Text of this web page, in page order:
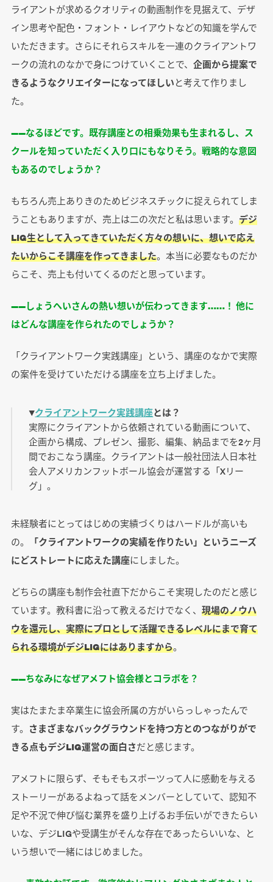
ライアントが求めるクオリティの動画制作を見据えて、デザ
イン思考や配色・フォント・レイアウトなどの知識を学んで
いただきます。さらにそれらスキルを一連のクライアントワ
ークの流れのなかで身につけていくことで、 企画から提案で
きるようなクリエイターになってほしいと考えて作りまし
た。
――なるほどです。既存講座との相乗効果も生まれるし、ス
クールを知っていただく入り口にもなりそう。戦略的な意図
もあるのでしょうか？
もちろん売上ありきのためビジネスチックに捉えられてしま
うこともありますが、売上は二の次だと私は思います。 デジ
LIG生として入ってきていただく方々の想いに、想いで応え
たいからこそ講座を作ってきました。本当に必要なものだか
らこそ、売上も付いてくるのだと思っています。
――しょうへいさんの熱い想いが伝わってきます……！ 他に
はどんな講座を作られたのでしょうか？
「クライアントワーク実践講座」という、講座のなかで実際
の案件を受けていただける講座を立ち上げました。
▼クライアントワーク実践講座とは？
実際にクライアントから依頼されている動画について、
企画から構成、プレゼン、撮影、編集、納品までを2ヶ月
間でおこなう講座。クライアントは一般社団法人日本社
会人アメリカンフットボール協会が運営する「Xリー
グ」。
未経験者にとってはじめの実績づくりはハードルが高いも
の。
「クライアントワークの実績を作りたい」というニーズ
にどストレートに応えた講座にしました。
どちらの講座も制作会社直下だからこそ実現したのだと感じ
ています。教科書に沿って教えるだけでなく、 現場のノウハ
ウを還元し、実際にプロとして活躍できるレベルにまで育て
られる環境がデジLIGにはありますから。
――ちなみになぜアメフト協会様とコラボを？
実はたまたま卒業生に協会所属の方がいらっしゃったんで
す。 さまざまなバックグラウンドを持つ方とのつながりがで
きる点もデジLIG運営の面白さだと感じます。
アメフトに限らず、そもそもスポーツって人に感動を与える
ストーリーがあるよねって話をメンバーとしていて、認知不
足や不況で伸び悩む業界を盛り上げるお手伝いができたらい
いな、デジLIGや受講生がそんな存在であったらいいな、と
いう想いで一緒にはじめました。